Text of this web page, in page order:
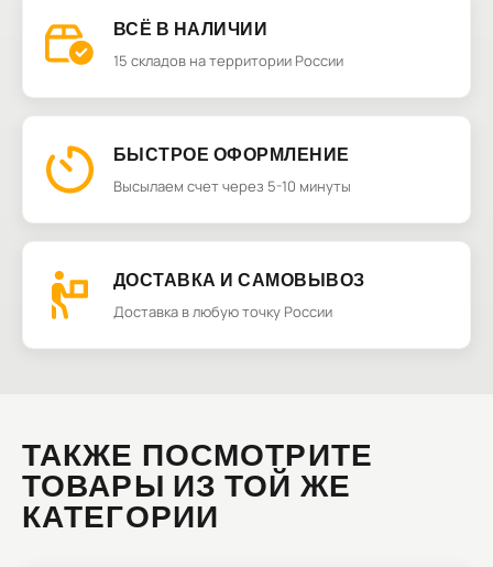
ВСЁ В НАЛИЧИИ
15 складов на территории России
БЫСТРОЕ ОФОРМЛЕНИЕ
Высылаем счет через 5-10 минуты
ДОСТАВКА И САМОВЫВОЗ
Доставка в любую точку России
ТАКЖЕ ПОСМОТРИТЕ
ТОВАРЫ ИЗ ТОЙ ЖЕ
КАТЕГОРИИ